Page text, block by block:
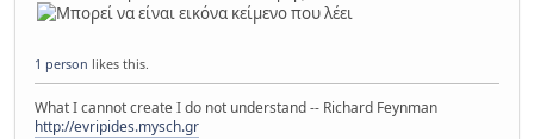
1 person likes this.
What I cannot create I do not understand -- Richard Feynman
http://evripides.mysch.gr